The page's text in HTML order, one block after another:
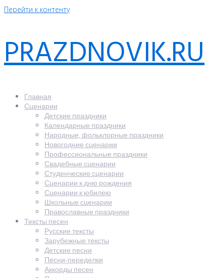
Перейти к контенту
PRAZDNOVIK.RU
Главная
Сценарии
Детские праздники
Календарные праздники
Народные, фольклорные праздники
Новогодние сценарии
Профессиональные праздники
Свадебные сценарии
Студенческие сценарии
Сценарии к дню рождения
Сценарии к юбилею
Школьные сценарии
Православные праздники
Тексты песен
Русские тексты
Зарубежные тексты
Детские песни
Песни-переделки
Аккорды песен